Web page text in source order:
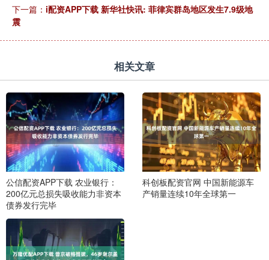
下一篇： i配资APP下载 新华社快讯: 菲律宾群岛地区发生7.9级地
震
相关文章
公信配资APP下载 农业银行：
200亿元总损失吸收能力非资本
债券发行完毕
科创板配资官网 中国新能源车
产销量连续10年全球第一